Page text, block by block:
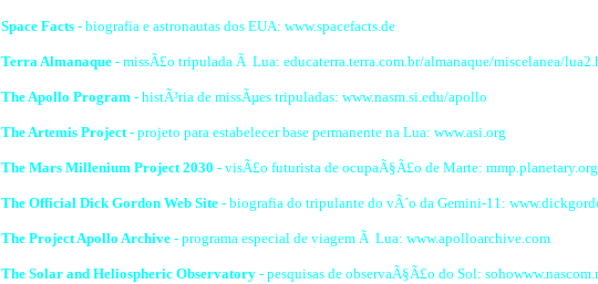
Space Facts - biografia e astronautas dos EUA: www.spacefacts.de
Terra Almanaque - missÃ£o tripulada Ã Lua: educaterra.terra.com.br/almanaque/miscelanea/
The Apollo Program - histÃ³ria de missÃµes tripuladas: www.nasm.si.edu/apollo
The Artemis Project- projeto para estabelecer base permanente na Lua: www.asi.org
The Mars Millenium Project 2030 - visÃ£o futurista de ocupaÃ§Ã£o de Marte: mmp.planetary.org
The Official Dick Gordon Web Site - biografia do tripulante do vÃ´o da Gemini-11:
The Project Apollo Archive - programa especial de viagem Ã Lua: www.apolloarchive.com
The Solar and Heliospheric Observatory - pesquisas de observaÃ§Ã£o do Sol: